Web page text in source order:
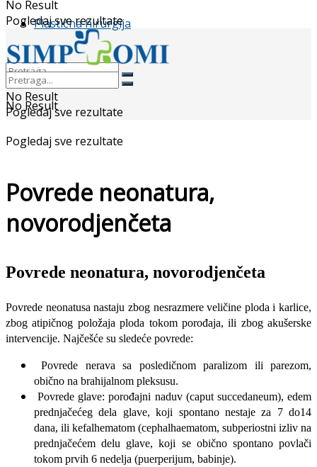
Plastična hirurgija
No Result
Pogledaj sve rezultate
No Result
Pogledaj sve rezultate
No Result
Pogledaj sve rezultate
Povrede neonatura,
novorodjenčeta
Povrede neonatura, novorodjenčeta
Povrede neonatusa nastaju zbog nesrazmere veličine ploda i karlice,
zbog atipičnog položaja ploda tokom porođaja, ili zbog akušerske
intervencije. Najčešće su sledeće povrede:
Povrede nerava sa posledičnom paralizom ili parezom,
obično na bra­hijalnom pleksusu.
Povrede glave: porođajni naduv (caput succedaneum), edem
prednjačećeg dela glave, koji spontano nestaje za 7 do14
dana, ili kefalhematom (cephalhaematom, subperiostni izliv na
prednjačećem delu glave, koji se obično spontano povlači
tokom prvih 6 nedelja (puerperijum, babinje).